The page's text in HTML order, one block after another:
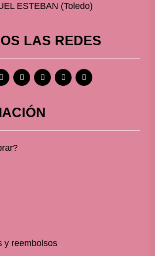
ESTEBAN (Toledo)
LAS REDES
y reembolsos